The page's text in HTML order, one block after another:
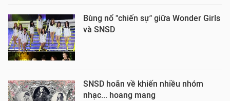
Bùng nổ "chiến sự" giữa Wonder Girls
và SNSD
SNSD hoãn về khiến nhiều nhóm
nhạc... hoang mang